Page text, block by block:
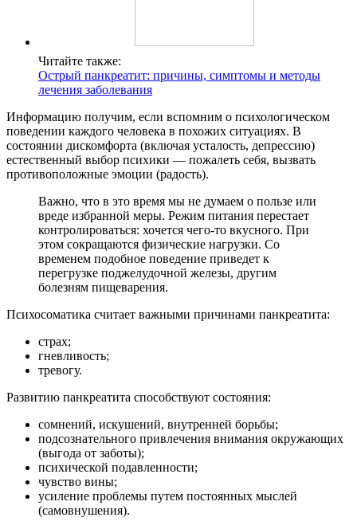
Читайте также:
Острый панкреатит: причины, симптомы и методы
лечения заболевания
Информацию получим, если вспомним о психологическом
поведении каждого человека в похожих ситуациях. В
состоянии дискомфорта (включая усталость, депрессию)
естественный выбор психики — пожалеть себя, вызвать
противоположные эмоции (радость).
Важно, что в это время мы не думаем о пользе или
вреде избранной меры. Режим питания перестает
контролироваться: хочется чего-то вкусного. При
этом сокращаются физические нагрузки. Со
временем подобное поведение приведет к
перегрузке поджелудочной железы, другим
болезням пищеварения.
Психосоматика считает важными причинами панкреатита:
страх;
гневливость;
тревогу.
Развитию панкреатита способствуют состояния:
сомнений, искушений, внутренней борьбы;
подсознательного привлечения внимания окружающих
(выгода от заботы);
психической подавленности;
чувство вины;
усиление проблемы путем постоянных мыслей
(самовнушения).